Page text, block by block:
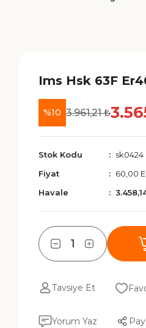
Ims Hsk 63F
%10 3.961,21 ₺
Stok Kodu
sk0424
Fiyat
60,00
Havale
Tavsiye Et
Yorum Yaz